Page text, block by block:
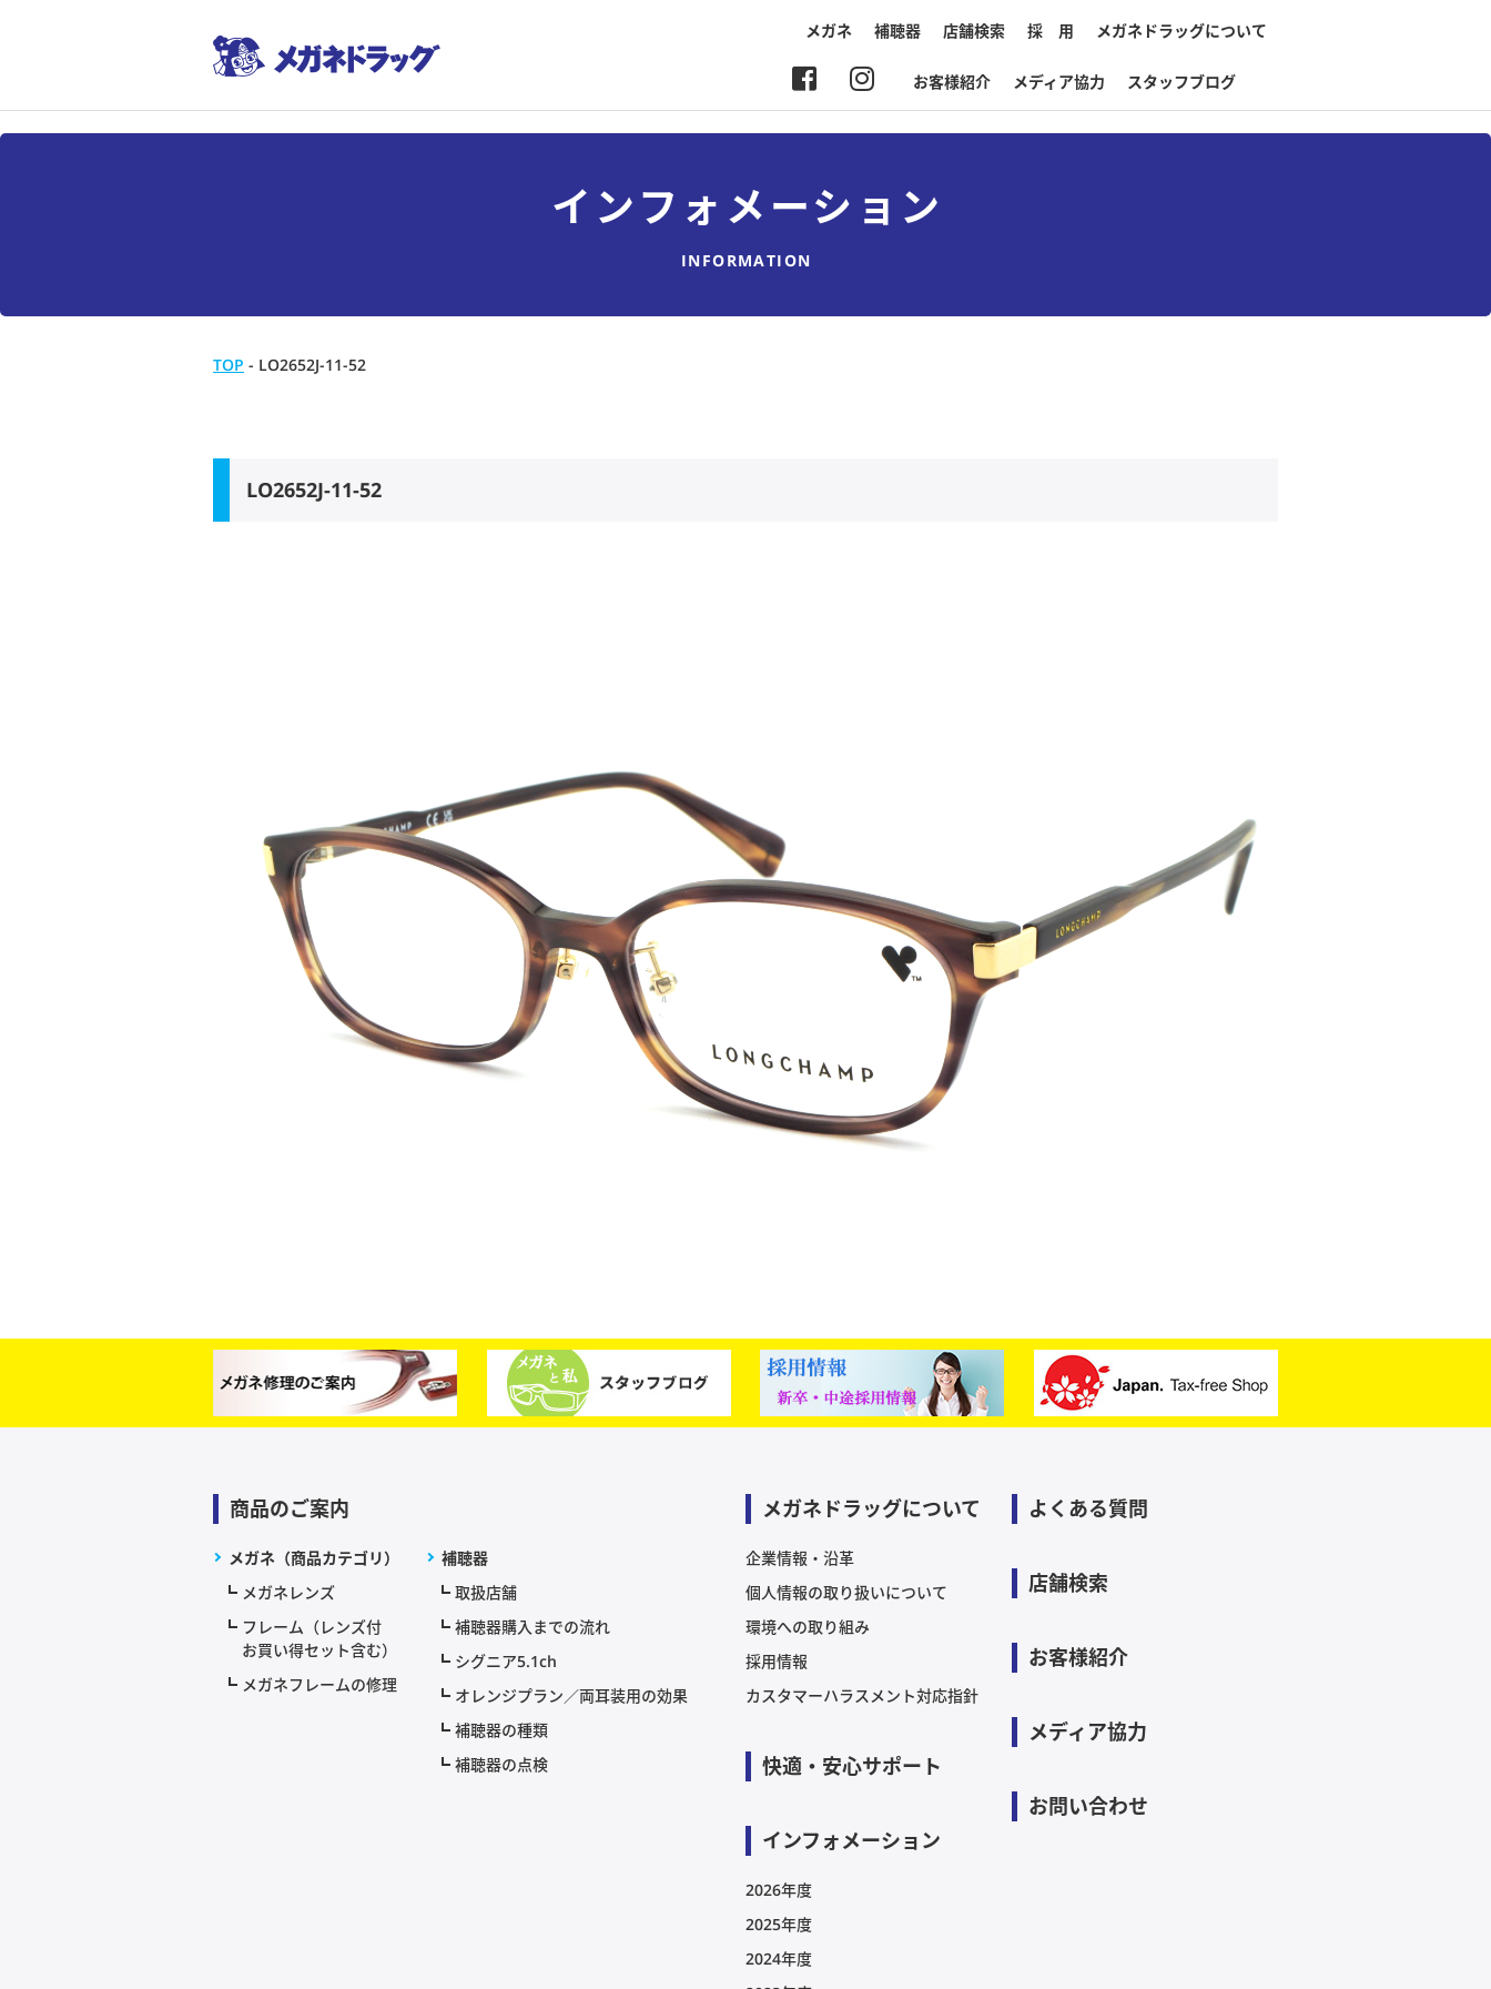
メガネ 補聴器 店舗検索 採 用 メガネドラッグについて
お客様紹介 メディア協力 スタッフブログ
インフォメーション
INFORMATION
TOP - LO2652J-11-52
LO2652J-11-52
商品のご案内
メガネ（商品カテゴリ）
メガネレンズ
フレーム（レンズ付
お買い得セット含む）
メガネフレームの修理
補聴器
取扱店舗
補聴器購入までの流れ
シグニア5.1ch
オレンジプラン／両耳装用の効果
補聴器の種類
補聴器の点検
メガネドラッグについて
企業情報・沿革
個人情報の取り扱いについて
環境への取り組み
採用情報
カスタマーハラスメント対応指針
快適・安心サポート
インフォメーション
2026年度
2025年度
2024年度
よくある質問
店舗検索
お客様紹介
メディア協力
お問い合わせ